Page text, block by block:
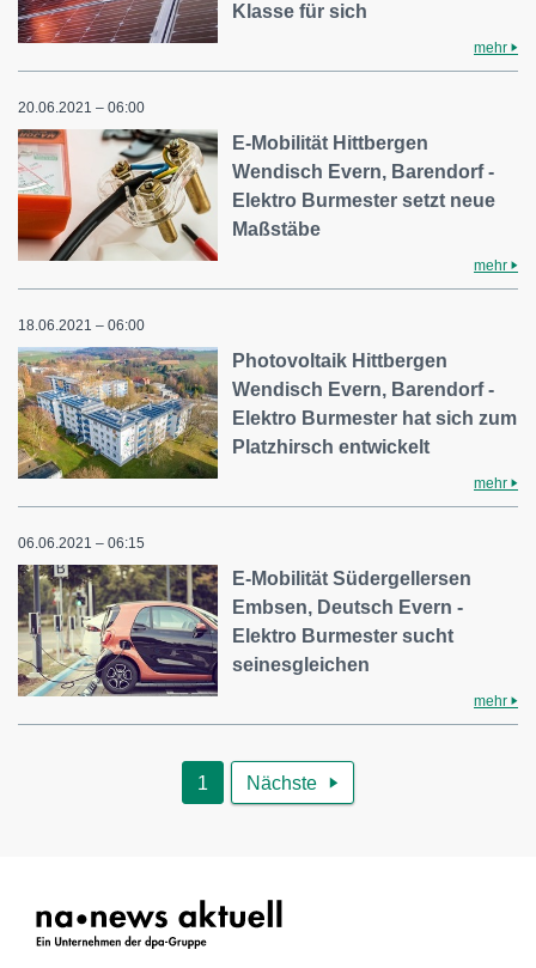
Klasse für sich
mehr
20.06.2021 – 06:00
E-Mobilität Hittbergen
Wendisch Evern, Barendorf -
Elektro Burmester setzt neue
Maßstäbe
mehr
18.06.2021 – 06:00
Photovoltaik Hittbergen
Wendisch Evern, Barendorf -
Elektro Burmester hat sich zum
Platzhirsch entwickelt
mehr
06.06.2021 – 06:15
E-Mobilität Südergellersen
Embsen, Deutsch Evern -
Elektro Burmester sucht
seinesgleichen
mehr
1 Nächste 